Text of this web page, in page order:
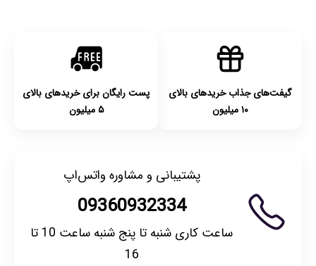
گیفت‌های جذاب خریدهای بالای
۱۰ میلیون
پست رایگان برای خریدهای بالای
۵ میلیون
پشتیبانی و مشاوره واتس‌اپ
09360932334
ساعت کاری شنبه تا پنج شنبه ساعت 10 تا
16